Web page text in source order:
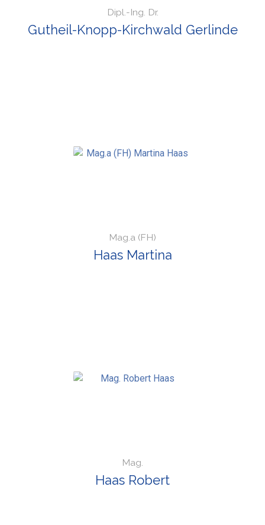
Dipl.-Ing. Dr.
Gutheil-Knopp-Kirchwald Gerlinde
Mag.a (FH)
Haas Martina
Mag.
Haas Robert